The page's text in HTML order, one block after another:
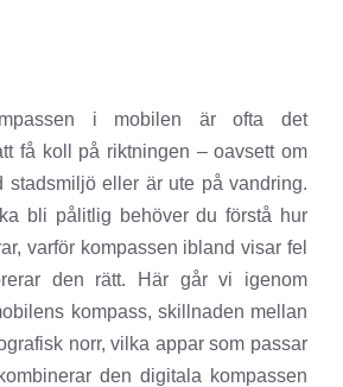
i mobilen är ofta det
få koll på riktningen – oavsett om
stadsmiljö eller är ute på vandring.
bli pålitlig behöver du förstå hur
varför kompassen ibland visar fel
den rätt. Här går vi igenom
kompass, skillnaden mellan
norr, vilka appar som passar
den digitala kompassen